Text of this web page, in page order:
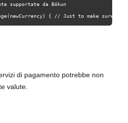
supportate da Bókun
{ // Just to make sure
di pagamento potrebbe non
valute.